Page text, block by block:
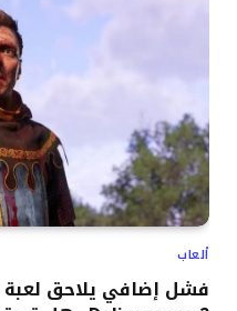
ألعاب